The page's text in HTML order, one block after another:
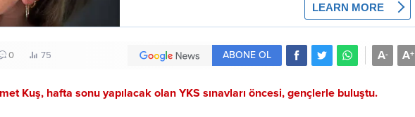
0 75 A+
A-
ABONE OL
Kuş, hafta sonu yapılacak olan YKS sınavları öncesi, gençlerle buluştu.